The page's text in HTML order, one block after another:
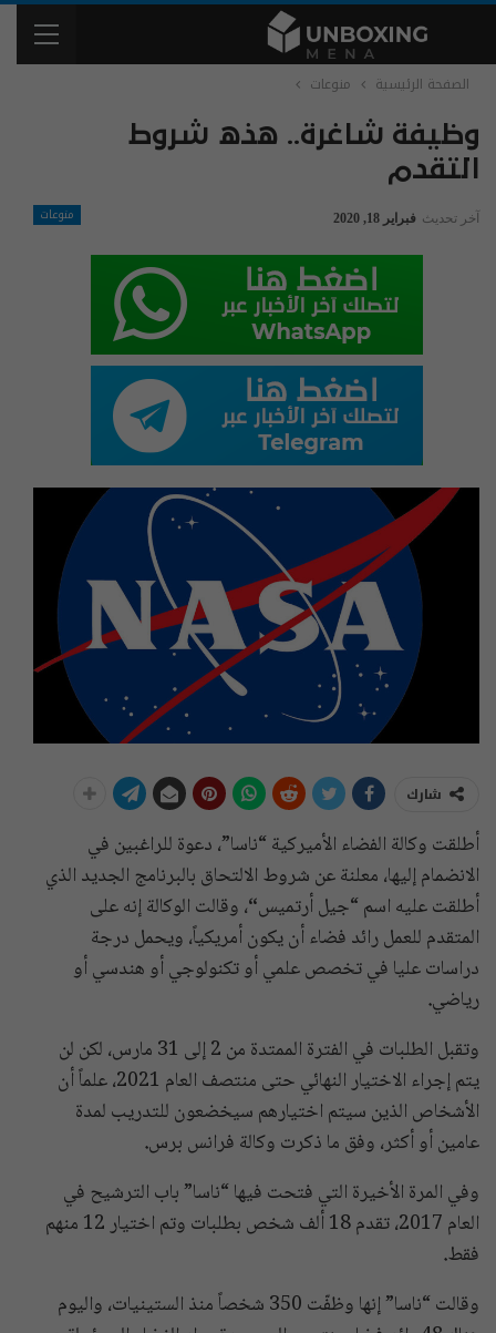
الصفحة الرئيسية منوعات
وظيفة شاغرة.. هذه شروط
التقدم
منوعات آخر تحديث فبراير 18, 2020
شارك
أطلقت وكالة الفضاء الأميركية “ناسا”، دعوة للراغبين في
الانضمام إليها، معلنة عن شروط الالتحاق بالبرنامج الجديد الذي
أطلقت عليه اسم “جيل أرتميس“، وقالت الوكالة إنه على
المتقدم للعمل رائد فضاء أن يكون أمريكياً، ويحمل درجة
دراسات عليا في تخصص علمي أو تكنولوجي أو هندسي أو
رياضي.
وتقبل الطلبات في الفترة الممتدة من 2 إلى 31 مارس، لكن لن
يتم إجراء الاختيار النهائي حتى منتصف العام 2021، علماً أن
الأشخاص الذين سيتم اختيارهم سيخضعون للتدريب لمدة
عامين أو أكثر، وفق ما ذكرت وكالة فرانس برس.
وفي المرة الأخيرة التي فتحت فيها “ناسا” باب الترشيح في
العام 2017، تقدم 18 ألف شخص بطلبات وتم اختيار 12 منهم
فقط.
وقالت “ناسا” إنها وظفّت 350 شخصاً منذ الستينيات، واليوم